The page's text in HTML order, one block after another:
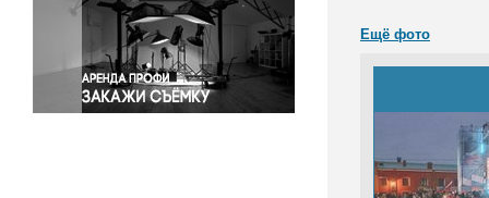
Спорт
Экология
Экономика и бизнес
Ещё фото